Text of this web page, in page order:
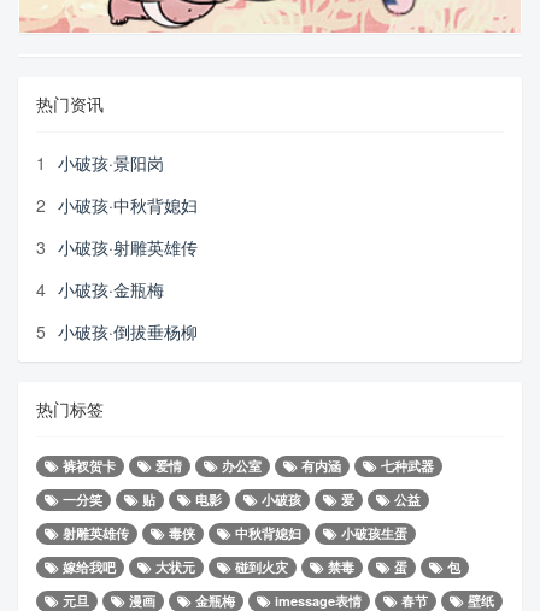
热门资讯
1
小破孩·景阳岗
2 小破孩·中秋背媳妇
3 小破孩·射雕英雄传
4 小破孩·金瓶梅
5 小破孩·倒拔垂杨柳
热门标签
裤衩贺卡 爱情 办公室 有内涵
七种武器
一分笑
贴 电影 小破孩 爱
公益
射雕英雄传
毒侠 中秋背媳妇
小破孩生蛋
嫁给我吧
大状元 碰到火灾 禁毒 蛋
包
元旦
漫画 金瓶梅 imessage表情 春节
壁纸